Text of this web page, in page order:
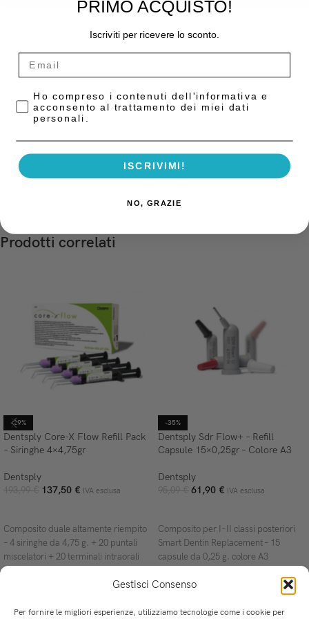
Gestisci Consenso
Per fornire le migliori esperienze, utilizziamo tecnologie come i cookie per
COD:10009129
Categoria: Compositi
Descrizione
Confezione: 1 siringa da 2 grammi e 5 cannule applicatrici.
Prodotti correlati
-29%
Dentsply Core-X Flow Refill Pack
– Siringhe 4×4,75gr
Dentsply
193,99€ 137,50 € IVA esclusa
Composito duale altamente riempito
– 4 siringhe da 4,75 g. + 20 puntali
miscelatori + 20 terminali intraorali
-35%
Dentsply Sdr Flow+ – Refill
Capsule 15×0,25gr – Colore A3
Dentsply
95,09€ 61,90 € IVA esclusa
Composito per I–II classi posteriori
Smart Dentin Replacement – 15
capsule da 0,25 g. colore A3
PRIMO ACQUISTO!
Iscriviti per ricevere lo sconto.
Privacy Policy
Ho compreso i contenuti dell'informativa e
acconsento al trattamento dei miei dati
personali.
ISCRIVIMI!
NO, GRAZIE